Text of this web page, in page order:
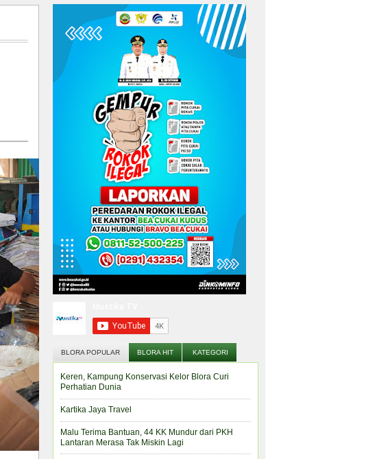
BLORA POPULAR BLORA HIT KATEGORI
Keren, Kampung Konservasi Kelor Blora Curi
Perhatian Dunia
Kartika Jaya Travel
Malu Terima Bantuan, 44 KK Mundur dari PKH
Lantaran Merasa Tak Miskin Lagi